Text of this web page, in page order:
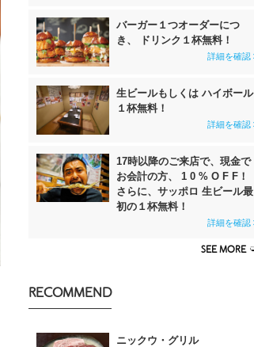
バーガー１つオーダーにつ
き、 ドリンク１杯無料！
詳細を確認
生ビールもしくは ハイボール
１杯無料！
詳細を確認
17時以降のご来店で、現金で
お会計の方、 1 0 % O F F！
さらに、サッポロ 生ビール最
初の１杯無料！
詳細を確認
SEE MORE
RECOMMEND
ニックウ・グリル